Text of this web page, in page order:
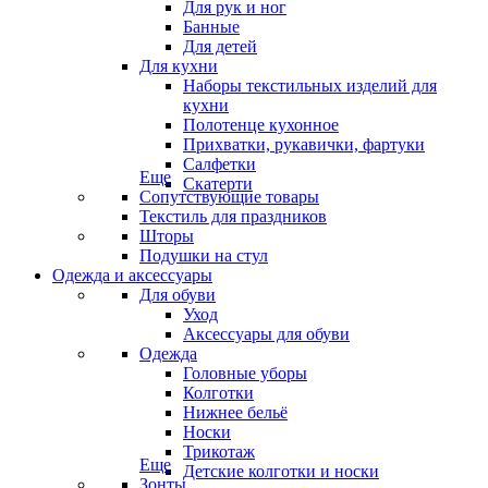
Для рук и ног
Банные
Для детей
Для кухни
Наборы текстильных изделий для
кухни
Полотенце кухонное
Прихватки, рукавички, фартуки
Салфетки
Скатерти
Еще
Сопутствующие товары
Текстиль для праздников
Шторы
Подушки на стул
Одежда и аксессуары
Для обуви
Уход
Аксессуары для обуви
Одежда
Головные уборы
Колготки
Нижнее бельё
Носки
Трикотаж
Детские колготки и носки
Еще
Зонты